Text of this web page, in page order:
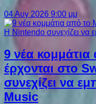
04 Αυγ 2026 9:00 μμ
9 νέα
έρχονται στο
συνεχίζει να
Music